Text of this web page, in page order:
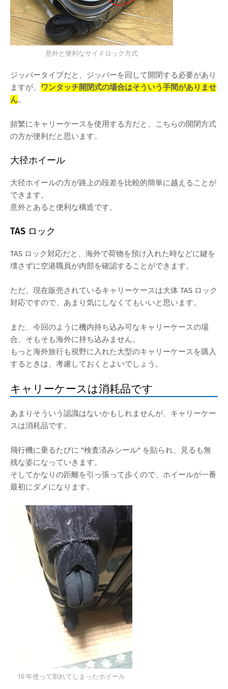
意外と便利なサイドロック方式
ジッパータイプだと、ジッパーを回して開閉する必要があり
ますが、
ワンタッチ開閉式の場合はそういう手間がありませ
ん。
頻繁にキャリーケースを使用する方だと、こちらの開閉方式
の方が便利だと思います。
大径ホイール
大径ホイールの方が路上の段差を比較的簡単に越えることが
できます。
意外とあると便利な構造です。
TAS ロック
TAS ロック対応だと、海外で荷物を預け入れた時などに鍵を
壊さずに空港職員が内部を確認することができます。
ただ、現在販売されているキャリーケースは大体 TAS ロック
対応ですので、あまり気にしなくてもいいと思います。
また、今回のように機内持ち込み可なキャリーケースの場
合、そもそも海外に持ち込みません。
もっと海外旅行も視野に入れた大型のキャリーケースを購入
するときは、考慮しておくとよいでしょう。
キャリーケースは消耗品です
あまりそういう認識はないかもしれませんが、キャリーケー
スは消耗品です。
飛行機に乗るたびに "検査済みシール" を貼られ、見るも無
残な姿になっていきます。
そしてかなりの距離を引っ張って歩くので、ホイールが一番
最初にダメになります。
10 年使って割れてしまったホイール